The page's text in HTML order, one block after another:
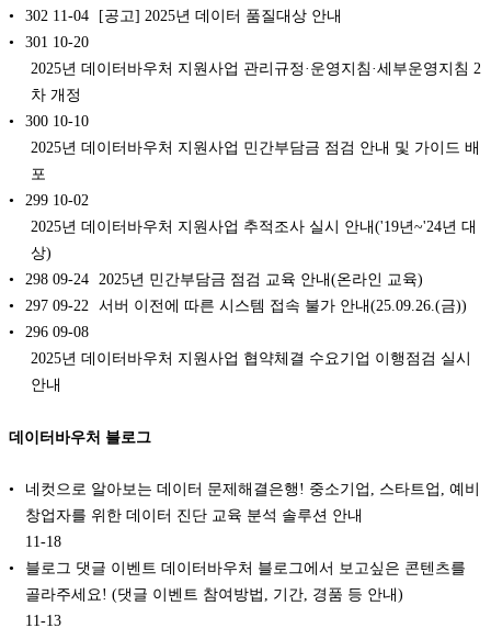
302 11-04
[공고] 2025년 데이터 품질대상 안내
301 10-20
2025년 데이터바우처 지원사업 관리규정·운영지침·세부운영지침 2
차 개정
300 10-10
2025년 데이터바우처 지원사업 민간부담금 점검 안내 및 가이드 배
포
299 10-02
2025년 데이터바우처 지원사업 추적조사 실시 안내('19년~'24년 대
상)
298 09-24
2025년 민간부담금 점검 교육 안내(온라인 교육)
297 09-22
서버 이전에 따른 시스템 접속 불가 안내(25.09.26.(금))
296 09-08
2025년 데이터바우처 지원사업 협약체결 수요기업 이행점검 실시
안내
데이터바우처 블로그
네컷으로 알아보는 데이터 문제해결은행! 중소기업, 스타트업, 예비
창업자를 위한 데이터 진단 교육 분석 솔루션 안내
11-18
블로그 댓글 이벤트 데이터바우처 블로그에서 보고싶은 콘텐츠를
골라주세요! (댓글 이벤트 참여방법, 기간, 경품 등 안내)
11-13